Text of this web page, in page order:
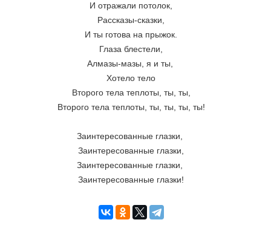
И отражали потолок,
Рассказы-сказки,
И ты готова на прыжок.
Глаза блестели,
Алмазы-мазы, я и ты,
Хотело тело
Второго тела теплоты, ты, ты,
Второго тела теплоты, ты, ты, ты, ты!
Заинтересованные глазки,
Заинтересованные глазки,
Заинтересованные глазки,
Заинтересованные глазки!